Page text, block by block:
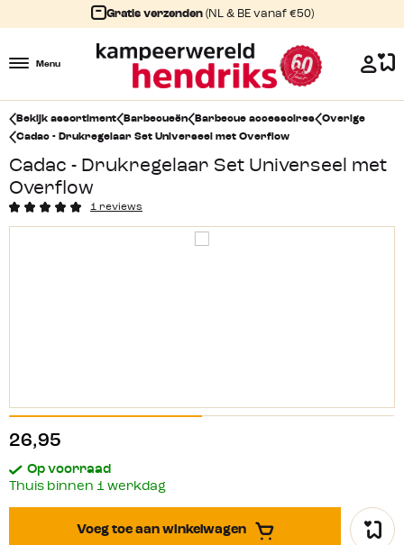
Gratis verzenden (NL & BE vanaf €50)
Menu
Bekijk assortiment Barbecueën Barbecue accessoires
Overige
Cadac - Drukregelaar Set Universeel met Overflow
Cadac - Drukregelaar Set Universeel met
Overflow
1 reviews
26,95
Op voorraad
Thuis binnen 1 werkdag
Voeg toe aan winkelwagen